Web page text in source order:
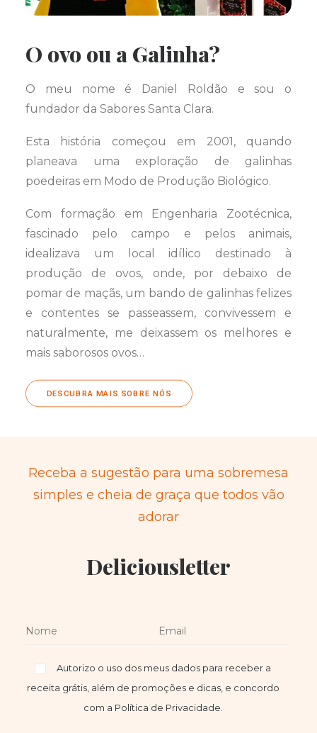
O ovo ou a Galinha?
O meu nome é Daniel Roldão e sou o
fundador da Sabores Santa Clara.
Esta história começou em 2001, quando
planeava uma exploração de galinhas
poedeiras em Modo de Produção Biológico.
Com formação em Engenharia Zootécnica,
fascinado pelo campo e pelos animais,
idealizava um local idílico destinado à
produção de ovos, onde, por debaixo de
pomar de maçãs, um bando de galinhas felizes
e contentes se passeassem, convivessem e
naturalmente, me deixassem os melhores e
mais saborosos ovos…
DESCUBRA MAIS SOBRE NÓS
Receba a sugestão para uma sobremesa
simples e cheia de graça que todos vão
adorar
Deliciousletter
Autorizo o uso dos meus dados para receber a
receita grátis, além de promoções e dicas, e concordo
com a Política de Privacidade.